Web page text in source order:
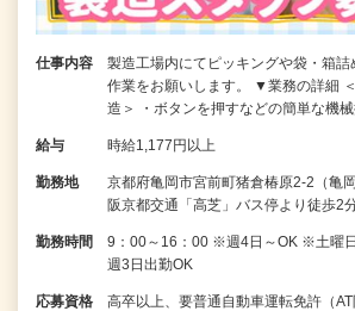
仕事内容
製造工場内にてピッキングや袋・箱
作業をお願いします。 ▼業務の詳細
造＞ ・ボタンを押すなどの簡単な機
給与 時給1,177円以上
勤務地
京都府亀岡市宮前町猪倉椿原2-2（亀
阪京都交通「高芝」バス停より徒歩2分
勤務時間
9：00～16：00 ※週4日～OK ※土曜日
週3日出勤OK
応募資格
高卒以上、要普通自動車運転免許（